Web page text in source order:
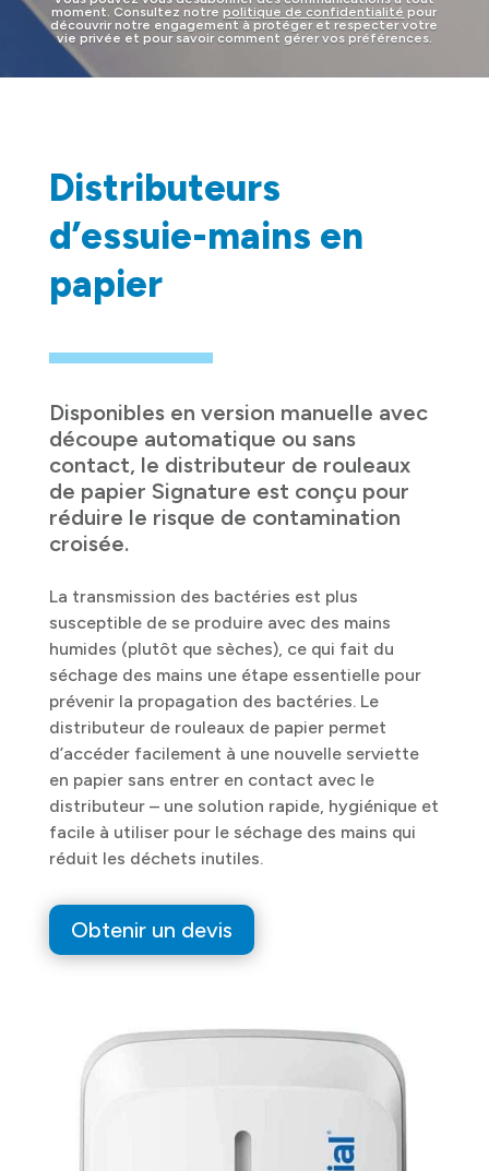
moment. Consultez notrepolitique de confidentialité pour
découvrir notre engagement à protéger et respecter votre
vie privée et pour savoir comment gérer vos préférences.
Distributeurs
d’essuie-mains en
papier
Disponibles en version manuelle avec
découpe automatique ou sans
contact, le distributeur de rouleaux
de papier Signature est conçu pour
réduire le risque de contamination
croisée.
La transmission des bactéries est plus
susceptible de se produire avec des mains
humides (plutôt que sèches), ce qui fait du
séchage des mains une étape essentielle pour
prévenir la propagation des bactéries. Le
distributeur de rouleaux de papier permet
d’accéder facilement à une nouvelle serviette
en papier sans entrer en contact avec le
distributeur – une solution rapide, hygiénique et
facile à utiliser pour le séchage des mains qui
réduit les déchets inutiles.
Obtenir un devis